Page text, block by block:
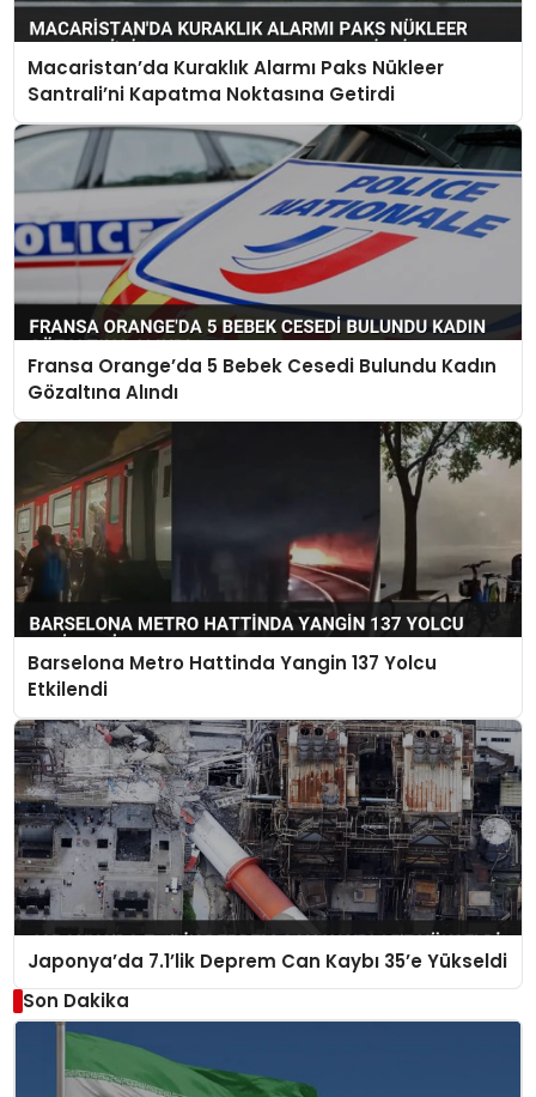
Macaristan’da Kuraklık Alarmı Paks Nükleer
Santrali’ni Kapatma Noktasına Getirdi
Fransa Orange’da 5 Bebek Cesedi Bulundu Kadın
Gözaltına Alındı
Barselona Metro Hattinda Yangin 137 Yolcu
Etkilendi
Japonya’da 7.1’lik Deprem Can Kaybı 35’e Yükseldi
Son Dakika